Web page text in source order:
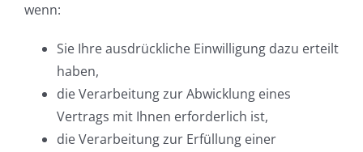
wenn:
Sie Ihre ausdrückliche Einwilligung dazu erteilt
haben,
die Verarbeitung zur Abwicklung eines
Vertrags mit Ihnen erforderlich ist,
die Verarbeitung zur Erfüllung einer